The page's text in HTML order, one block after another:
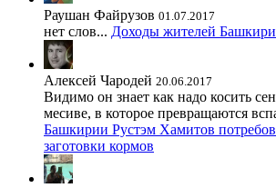
Раушан Файрузов 01.07.2017
нет слов... Доходы жителей
Алексей Чародей 20.06.2017
Видимо он знает как надо косить
месиве, в которое превращаются
Башкирии Рустэм Хамитов
заготовки кормов